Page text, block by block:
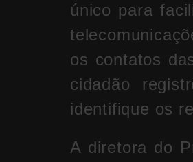
único para
os contatos
cidadão
identifique os
A diretora do